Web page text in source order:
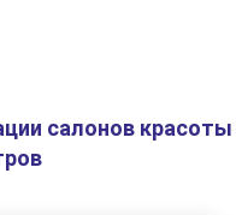
салонов красоты